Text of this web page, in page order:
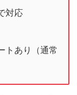
対応
トあり（通常